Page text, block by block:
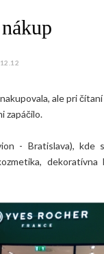
ale pri
zapáčilo.
- Bratislava), kde
dekoratívna